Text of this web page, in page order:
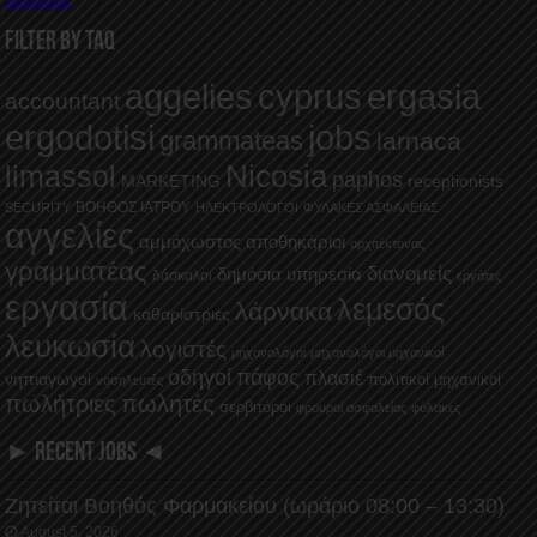
FILTER BY TAQ
accountant aggelies cyprus ergasia
ergodotisi grammateas jobs larnaca
limassol MARKETING Nicosia paphos receptionists
SECURITY ΒΟΗΘΟΣ ΙΑΤΡΟΥ ΗΛΕΚΤΡΟΛΟΓΟΙ ΦΥΛΑΚΕΣ ΑΣΦΑΛΕΙΑΣ
αγγελίες αμμόχωστος αποθηκάριοι αρχιτέκτονας
γραμματέας δάσκαλοι δημόσια υπηρεσία διανομείς εργάτες
εργασία καθαρίστριες λάρνακα λεμεσός
λευκωσία λογιστές μηχανολόγοι μηχανολόγοι μηχανικοί
νηπιαγωγοί νοσηλευτές οδηγοί πάφος πλασιέ πολιτικοί μηχανικοί
πωλήτριες πωλητές σερβιτόροι φρουροί ασφαλείας φύλακες
► RECENT JOBS ◄
Ζητείται Βοηθός Φαρμακείου (ωράριο 08:00 – 13:30)
August 5, 2026